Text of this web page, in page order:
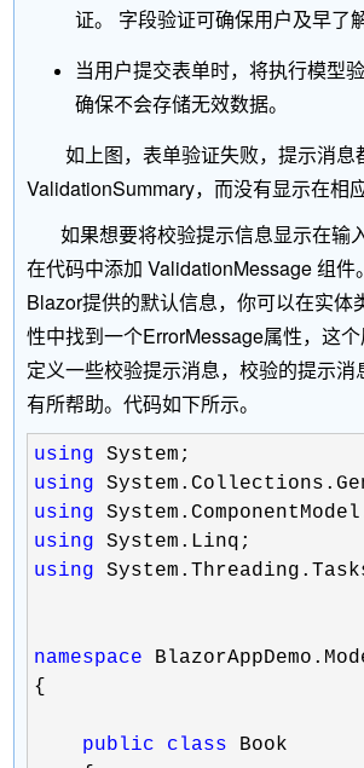
证。 字段验证可确保用户及早了
当用户提交表单时，将执行模型
确保不会存储无效数据。
如上图，表单验证失败，提示消息
ValidationSummary，而没有显示在相
如果想要将校验提示信息显示在输
在代码中添加 ValidationMessage 组件
Blazor提供的默认信息，你可以在实体
性中找到一个ErrorMessage属性，这
定义一些校验提示消息，校验的提示消
有所帮助。代码如下所示。
using
using
using
using
using
namespace
{
public class Book